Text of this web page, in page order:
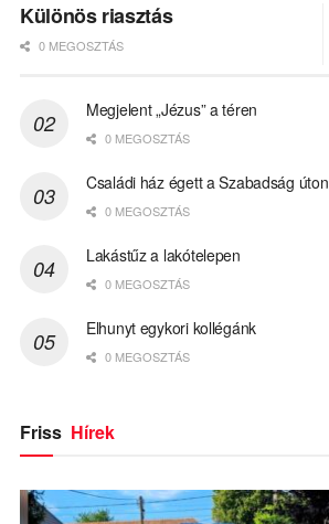
Különös riasztás
0 MEGOSZTÁS
Megjelent „Jézus” a téren
0 MEGOSZTÁS
Családi ház égett a Szabadság úton
0 MEGOSZTÁS
Lakástűz a lakótelepen
0 MEGOSZTÁS
Elhunyt egykori kollégánk
0 MEGOSZTÁS
Friss Hírek